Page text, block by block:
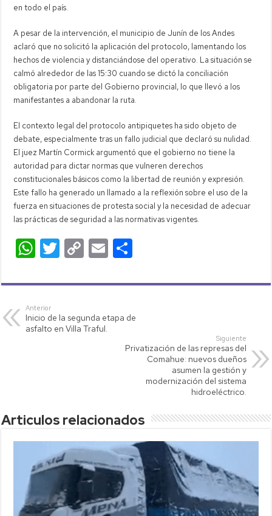
en todo el país.
A pesar de la intervención, el municipio de Junín de los Andes
aclaró que no solicitó la aplicación del protocolo, lamentando los
hechos de violencia y distanciándose del operativo. La situación se
calmó alrededor de las 15:30 cuando se dictó la conciliación
obligatoria por parte del Gobierno provincial, lo que llevó a los
manifestantes a abandonar la ruta.
El contexto legal del protocolo antipiquetes ha sido objeto de
debate, especialmente tras un fallo judicial que declaró su nulidad.
El juez Martín Cormick argumentó que el gobierno no tiene la
autoridad para dictar normas que vulneren derechos
constitucionales básicos como la libertad de reunión y expresión.
Este fallo ha generado un llamado a la reflexión sobre el uso de la
fuerza en situaciones de protesta social y la necesidad de adecuar
las prácticas de seguridad a las normativas vigentes.
W
at
s
A
T
tt
C
p
Li
E
ail m
ar
tir
Anterior
Inicio de la segunda etapa de
asfalto en Villa Traful.
Siguiente
Privatización de las represas del
Comahue: nuevos dueños
asumen la gestión y
modernización del sistema
hidroeléctrico.
Articulos relacionados